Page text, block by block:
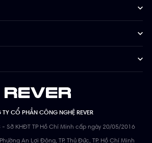
CỔ PHẦN CÔNG NGHỆ REVER
- Sở KHĐT TP Hồ Chí Minh cấp ngày 20/05/2016
An Lợi Đông, TP. Thủ Đức, TP. Hồ Chí Minh